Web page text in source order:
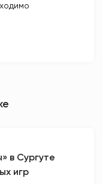
в Сургуте
игр